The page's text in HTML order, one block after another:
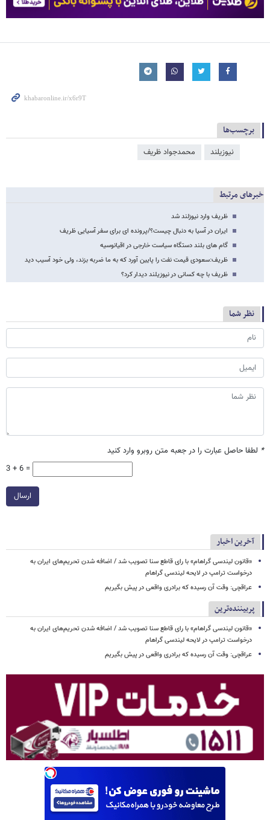
برچسب‌ها
نیوزیلند محمدجواد ظریف
خبرهای مرتبط
ظریف وارد نیوزلند شد
ایران در آسیا به دنبال چیست؟/پرونده ای برای سفر آسیایی ظریف
گام های بلند دستگاه سیاست خارجی در اقیانوسیه
ظریف:سعودی قیمت نفت را پایین آورد که به ما ضربه بزند، ولی خود آسیب دید
ظریف با چه کسانی در نیوزیلند دیدار کرد؟
نظر شما
* لطفا حاصل عبارت را در جعبه متن روبرو وارد کنید
3 + 6 =
ارسال
آخرین اخبار
«قانون لیندسی گراهام» با رای قاطع سنا تصویب شد / اضافه شدن تحریم‌های ایران به
درخواست ترامپ در لایحه لیندسی گراهام
عراقچی: وقت آن رسیده که برادری واقعی در پیش بگیریم
پربیننده‌ترین
«قانون لیندسی گراهام» با رای قاطع سنا تصویب شد / اضافه شدن تحریم‌های ایران به
درخواست ترامپ در لایحه لیندسی گراهام
عراقچی: وقت آن رسیده که برادری واقعی در پیش بگیریم